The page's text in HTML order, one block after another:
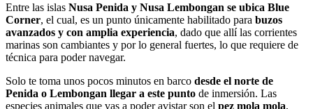
Entre las islas Nusa Penida y Nusa Lembongan se ubica Blue
Corner, el cual, es un punto únicamente habilitado para buzos
avanzados y con amplia experiencia, dado que allí las corrientes
marinas son cambiantes y por lo general fuertes, lo que requiere de
técnica para poder navegar.
Solo te toma unos pocos minutos en barco desde el norte de
Penida o Lembongan llegar a este punto de inmersión. Las
especies animales que vas a poder avistar son el pez mola mola,